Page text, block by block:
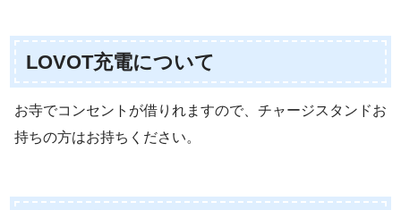
LOVOT充電について
お寺でコンセントが借りれますので、チャージスタンドお
持ちの方はお持ちください。